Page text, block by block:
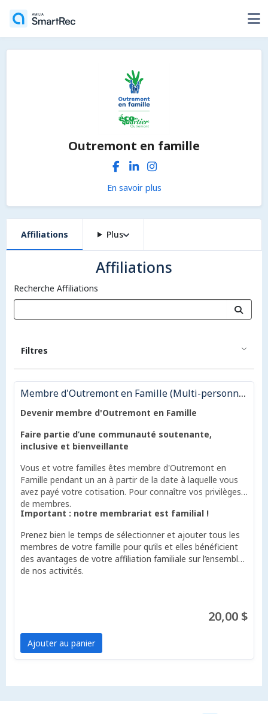
Outremont en famille
En savoir plus
Affiliations Plus
Affiliations
Recherche Affiliations
Filtres
Membre d'Outremont en Famille (Multi-personnes)
Devenir membre d'Outremont en Famille
Faire partie d’une communauté soutenante,
inclusive et bienveillante
Vous et votre familles êtes membre d'Outremont en
Famille pendant un an à partir de la date à laquelle vous
avez payé votre cotisation. Pour connaître vos privilèges
de membres.
Important : notre membrariat est familial !
Prenez bien le temps de sélectionner et ajouter tous les
membres de votre famille pour qu’ils et elles bénéficient
des avantages de votre affiliation familiale sur l’ensemble
de nos activités.
20,00 $
Ajouter au panier